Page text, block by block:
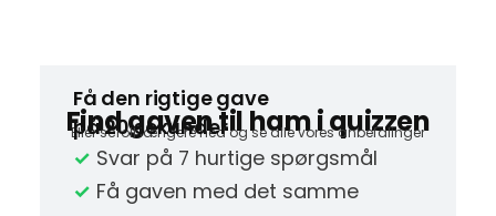
Find gaven til ham i quizzen
Eller scroll længere ned og se alle vores anbefalinger
Få den rigtige gave
på 20 sekunder
✓ Svar på 7 hurtige spørgsmål
✓ Få gaven med det samme